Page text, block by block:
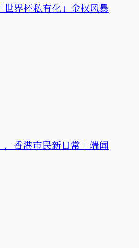
世界杯私有化」金权风暴
，香港市民新日常｜端闻